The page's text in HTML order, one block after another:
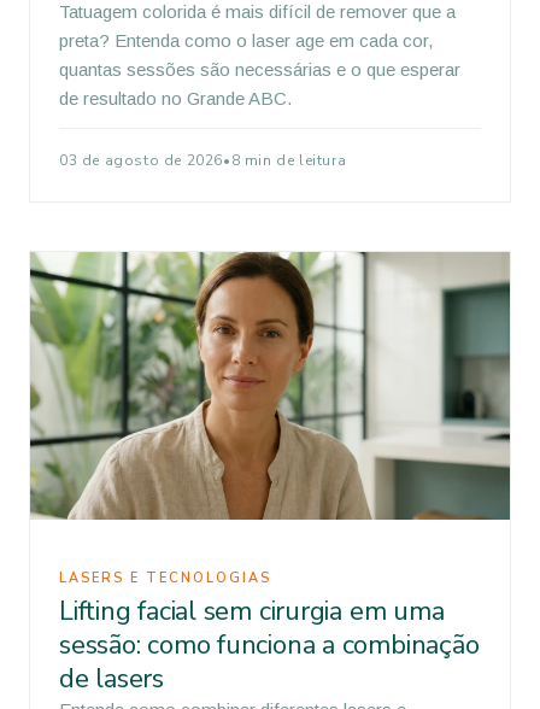
Tatuagem colorida é mais difícil de remover que a
preta? Entenda como o laser age em cada cor,
quantas sessões são necessárias e o que esperar
de resultado no Grande ABC.
03 de agosto de 2026•8 min de leitura
LASERS E TECNOLOGIAS
Lifting facial sem cirurgia em uma
sessão: como funciona a combinação
de lasers